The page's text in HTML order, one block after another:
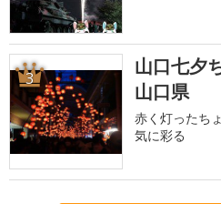
3
山口七夕
山口県
赤く灯ったち
気に彩る